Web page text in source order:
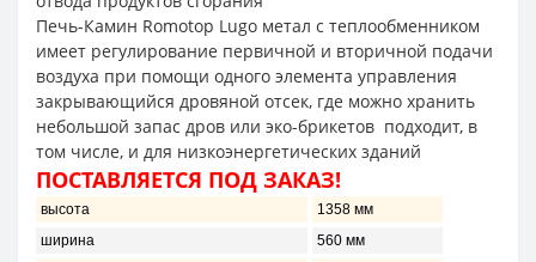
Печь-Камин Romotop Lugo метал с теплообменником
имеет регулирование первичной и вторичной подачи
воздуха при помощи одного элемента управления
закрывающийся дровяной отсек, где можно хранить
небольшой запас дров или эко-брикетов подходит, в
том числе, и для низкоэнергетических зданий
ПОСТАВЛЯЕТСЯ ПОД ЗАКАЗ!
высота
1358 мм
ширина
560 мм